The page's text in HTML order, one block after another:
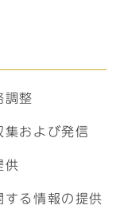
調整
集および発信
供
する情報の提供